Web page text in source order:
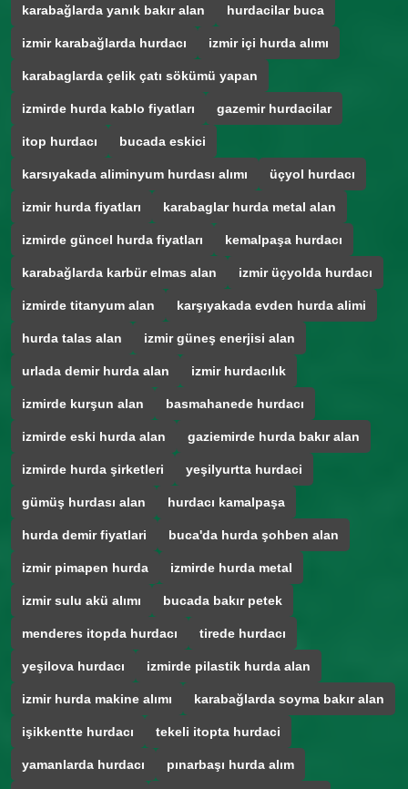
karabağlarda yanık bakır alan hurdacilar buca
izmir karabağlarda hurdacı izmir içi hurda alımı
karabaglarda çelik çatı sökümü yapan
izmirde hurda kablo fiyatları gazemir hurdacilar
itop hurdacı bucada eskici
karsıyakada aliminyum hurdası alımı üçyol hurdacı
izmir hurda fiyatları karabaglar hurda metal alan
izmirde güncel hurda fiyatları kemalpaşa hurdacı
karabağlarda karbür elmas alan izmir üçyolda hurdacı
izmirde titanyum alan karşıyakada evden hurda alimi
hurda talas alan izmir güneş enerjisi alan
urlada demir hurda alan izmir hurdacılık
izmirde kurşun alan basmahanede hurdacı
izmirde eski hurda alan gaziemirde hurda bakır alan
izmirde hurda şirketleri yeşilyurtta hurdaci
gümüş hurdası alan hurdacı kamalpaşa
hurda demir fiyatlari buca'da hurda şohben alan
izmir pimapen hurda izmirde hurda metal
izmir sulu akü alımı bucada bakır petek
menderes itopda hurdacı tirede hurdacı
yeşilova hurdacı izmirde pilastik hurda alan
izmir hurda makine alımı karabağlarda soyma bakır alan
işikkentte hurdacı tekeli itopta hurdaci
yamanlarda hurdacı pınarbaşı hurda alım